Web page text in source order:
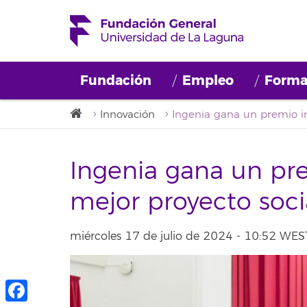
Fundación Empleo
Innovación
Ingenia gana un
mejor proyecto
miércoles 17 de julio de 2024 - 10:52